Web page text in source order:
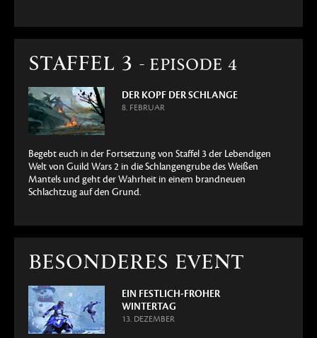
STAFFEL 3 - EPISODE 4
DER KOPF DER SCHLANGE
8. FEBRUAR
Begebt euch in der Fortsetzung von Staffel 3 der Lebendigen
Welt von Guild Wars 2 in die Schlangengrube des Weißen
Mantels und geht der Wahrheit in einem brandneuen
Schlachtzug auf den Grund.
BESONDERES EVENT
EIN FESTLICH-FROHER
WINTERTAG
13. DEZEMBER